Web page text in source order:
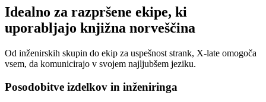
Idealno za razpršene ekipe, ki
uporabljajo knjižna norveščina
Od inženirskih skupin do ekip za uspešnost strank, X-late omogoča
vsem, da komunicirajo v svojem najljubšem jeziku.
Posodobitve izdelkov in inženiringa